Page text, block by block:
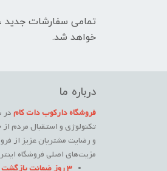
خواهد شد.
درباره ما
فروشگاه دارکوب دات کامدر
تکنولوژی و استقبال مردم
و رضایت مشتریان عزیز از
مزیت‌های اصلی فروشگاه
3 روز ضمانت بازگشت کالا